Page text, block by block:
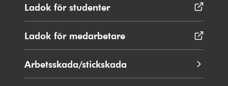
Ladok för studenterÖppnas
i
fönster
Ladok för medarbetare
i
fönster
Arbetsskada/stickskada